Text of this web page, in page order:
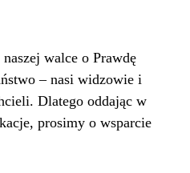
walce o Prawdę
– nasi widzowie i
Dlatego oddając w
prosimy o wsparcie